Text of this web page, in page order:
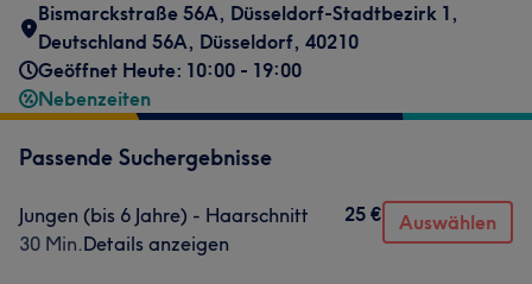
Bismarckstraße 56A, Düsseldorf-Stadtbezirk 1,
Deutschland 56A, Düsseldorf, 40210
Geöffnet Heute: 10:00 - 19:00
Nebenzeiten
Passende Suchergebnisse
Jungen (bis 6 Jahre) - Haarschnitt
30 Min.Details anzeigen
25 € Auswählen